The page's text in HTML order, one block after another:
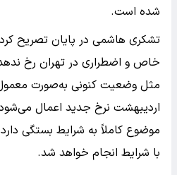
شده است.
تشکری هاشمی در پایان تصریح
خاص و اضطراری در تهران رخ
اردیبهشت نرخ جدید اعمال
موضوع کاملاً به شرایط بستگی
با شرایط انجام خواهد شد.